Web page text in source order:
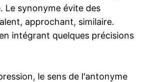
Le synonyme évite des
approchant, similaire.
intégrant quelques précisions
le sens de l'antonyme